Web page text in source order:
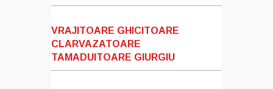
VRAJITOARE GHICITOARE
CLARVAZATOARE
TAMADUITOARE GIURGIU